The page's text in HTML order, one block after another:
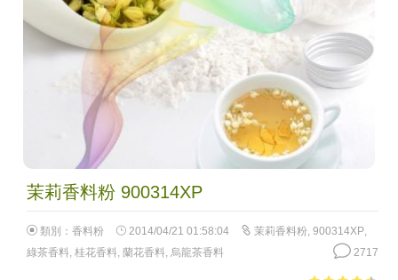
茉莉香料粉 900314XP
類別： 香料粉 2014/04/21 01:58:04 茉莉香料粉, 900314XP,
綠茶香料 桂花香料 蘭花香料 烏龍茶香料 2717